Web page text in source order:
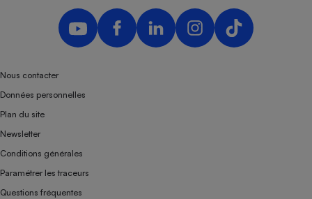
Nous contacter
Données personnelles
Plan du site
Newsletter
Conditions générales
Paramétrer les traceurs
Questions fréquentes